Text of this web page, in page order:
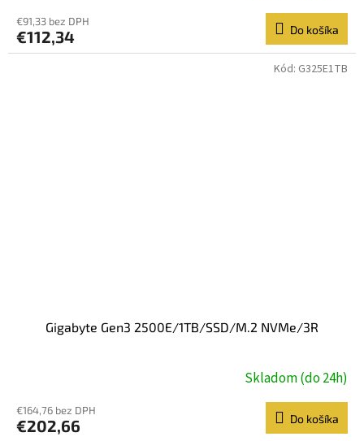
€91,33 bez DPH
€112,34 Do košíka
Gigabyte Gen3 2500E/1TB/SSD/M.2 NVMe/3R
Skladom (do 24h)
€164,76 bez DPH
€202,66 Do košíka
Kód: G325E1TB